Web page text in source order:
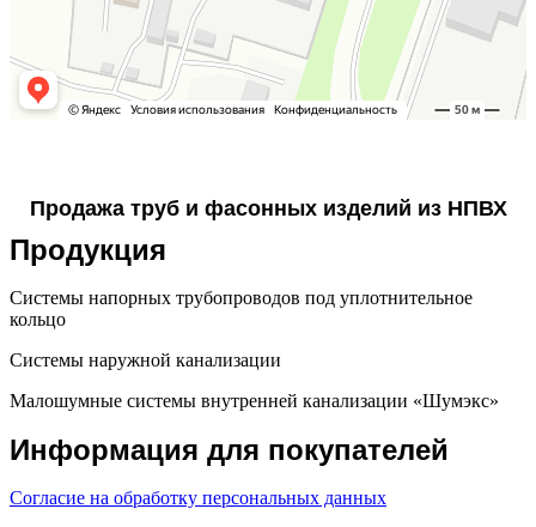
Продажа труб и фасонных изделий из НПВХ
Продукция
Системы напорных трубопроводов под уплотнительное
кольцо
Системы наружной канализации
Малошумные системы внутренней канализации «Шумэкс»
Информация для покупателей
Согласие на обработку персональных данных